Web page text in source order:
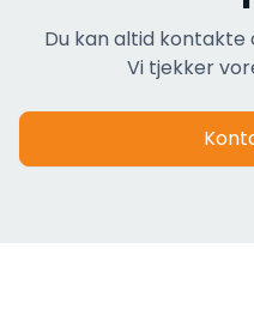
Du kan altid
Vi tjekker